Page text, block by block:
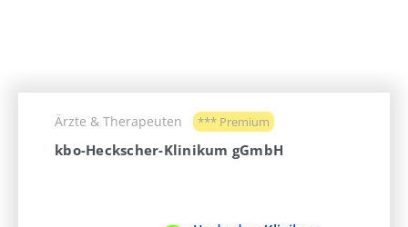
Ärzte & Therapeuten *** Premium
kbo-Heckscher-Klinikum gGmbH